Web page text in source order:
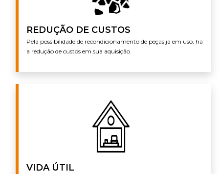
REDUÇÃO DE CUSTOS
Pela possibilidade de recondicionamento de peças já em uso, há
a redução de custos em sua aquisição.
VIDA ÚTIL